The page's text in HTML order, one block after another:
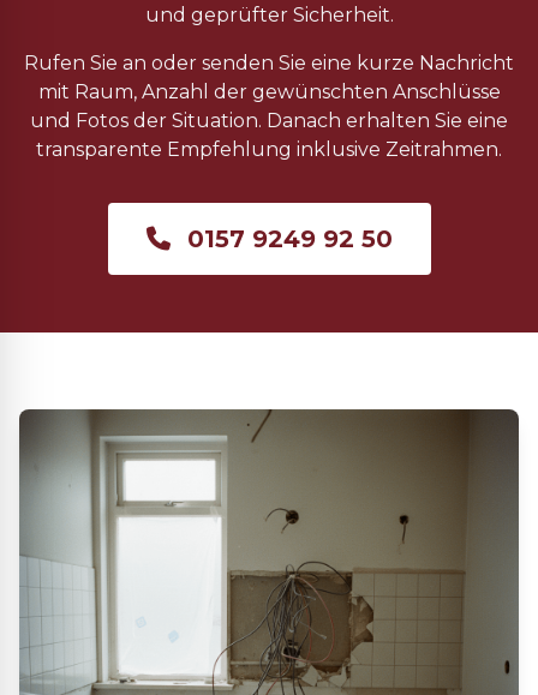
und geprüfter Sicherheit.
Rufen Sie an oder senden Sie eine kurze Nachricht
mit Raum, Anzahl der gewünschten Anschlüsse
und Fotos der Situation. Danach erhalten Sie eine
transparente Empfehlung inklusive Zeitrahmen.
0157 9249 92 50